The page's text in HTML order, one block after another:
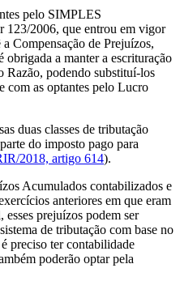
pelo SIMPLES
2006, que entrou em vigor
Compensação de Prejuízos,
obrigada a manter a escrituração
podendo substituí-los
com as optantes pelo Lucro
duas classes de tributação
do imposto pago para
2018, artigo 614).
Acumulados contabilizados e
anteriores em que eram
prejuízos podem ser
de tributação com base no
preciso ter contabilidade
poderão optar pela